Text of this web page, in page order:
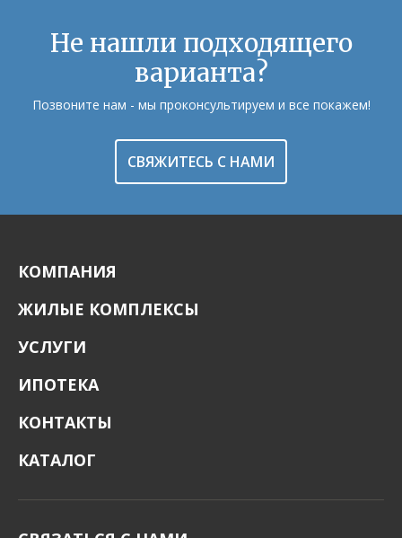
Не нашли подходящего
варианта?
Позвоните нам - мы проконсультируем и все покажем!
СВЯЖИТЕСЬ С НАМИ
КОМПАНИЯ
ЖИЛЫЕ КОМПЛЕКСЫ
УСЛУГИ
ИПОТЕКА
КОНТАКТЫ
КАТАЛОГ